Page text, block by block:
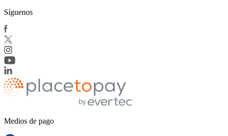
Síguenos
Medios de pago